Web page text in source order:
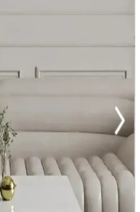
Konforu Bir Arada Sunan
konforu ile ev giyiminde öne
malzemeleri ve çok yönlü
rahatlık sağlar.
Ürünleri ile Şıklık ve
bir arada sunan geniş
kolaylaştırır ve yaşam